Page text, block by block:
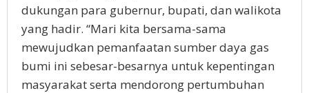
dukungan para gubernur, bupati, dan walikota
yang hadir. “Mari kita bersama-sama
mewujudkan pemanfaatan sumber daya gas
bumi ini sebesar-besarnya untuk kepentingan
masyarakat serta mendorong pertumbuhan